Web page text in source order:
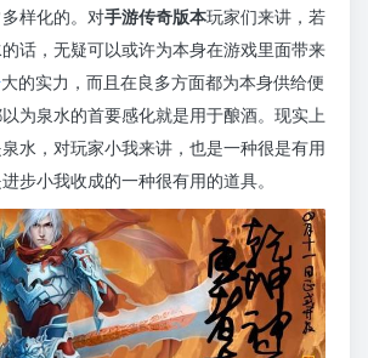
样化的。对手游传奇版本玩家们来讲，若
话，无疑可以或许为本身在游戏里面带来
大的实力，而且在良多方面都为本身供给便
为泉水的首要感化就是用于酿酒。现实上
水，对玩家小我来讲，也是一种很是有用
步小我收成的一种很有用的道具。